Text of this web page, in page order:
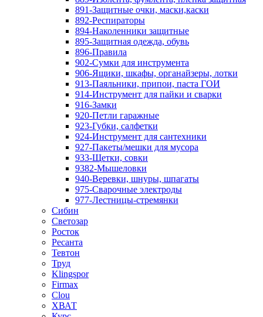
891-Защитные очки, маски,каски
892-Респираторы
894-Наколенники защитные
895-Защитная одежда, обувь
896-Правила
902-Сумки для инструмента
906-Ящики, шкафы, органайзеры, лотки
913-Паяльники, припои, паста ГОИ
914-Инструмент для пайки и сварки
916-Замки
920-Петли гаражные
923-Губки, салфетки
924-Инструмент для сантехники
927-Пакеты/мешки для мусора
933-Щетки, совки
9382-Мышеловки
940-Веревки, шнуры, шпагаты
975-Сварочные электроды
977-Лестницы-стремянки
Сибин
Светозар
Росток
Ресанта
Тевтон
Труд
Klingspor
Firmax
Clou
XВАТ